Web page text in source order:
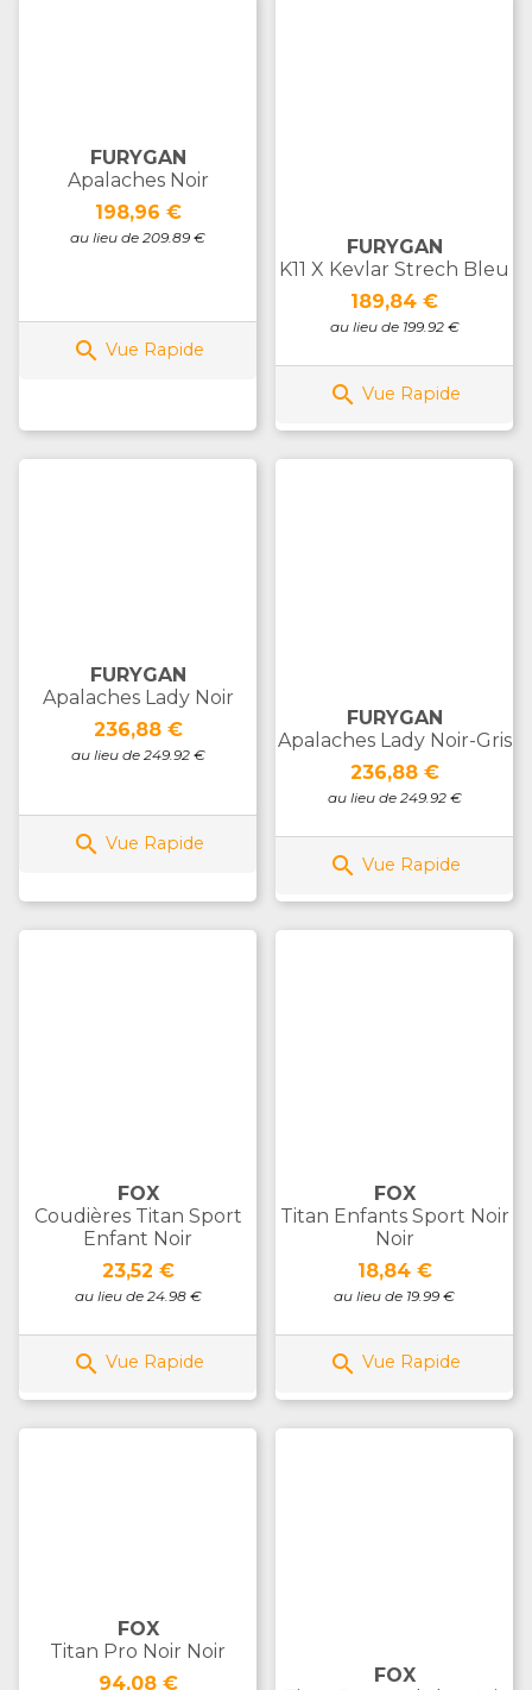
FURYGAN
Apalaches Noir
Prix
198,96 €
au lieu de 209.89 €
 Vue Rapide
FURYGAN
K11 X Kevlar Strech Bleu
Prix
189,84 €
au lieu de 199.92 €
 Vue Rapide
FURYGAN
Apalaches Lady Noir
Prix
236,88 €
au lieu de 249.92 €
 Vue Rapide
FURYGAN
Apalaches Lady Noir-Gris
Prix
236,88 €
au lieu de 249.92 €
 Vue Rapide
FOX
Coudières Titan Sport
Enfant Noir
Prix
23,52 €
au lieu de 24.98 €
 Vue Rapide
FOX
Titan Enfants Sport Noir
Noir
Prix
18,84 €
au lieu de 19.99 €
 Vue Rapide
FOX
Titan Pro Noir Noir
Prix
94,08 €
FOX